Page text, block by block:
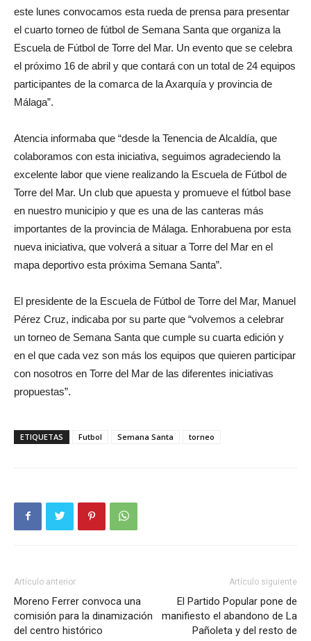
este lunes convocamos esta rueda de prensa para presentar
el cuarto torneo de fútbol de Semana Santa que organiza la
Escuela de Fútbol de Torre del Mar. Un evento que se celebra
el próximo 16 de abril y que contará con un total de 24 equipos
participantes de la comarca de la Axarquía y provincia de
Málaga”.
Atencia informaba que “desde la Tenencia de Alcaldía, que
colaboramos con esta iniciativa, seguimos agradeciendo la
excelente labor que viene realizando la Escuela de Fútbol de
Torre del Mar. Un club que apuesta y promueve el fútbol base
en nuestro municipio y que es una de las canteras más
importantes de la provincia de Málaga. Enhorabuena por esta
nueva iniciativa, que volverá a situar a Torre del Mar en el
mapa deportivo esta próxima Semana Santa”.
El presidente de la Escuela de Fútbol de Torre del Mar, Manuel
Pérez Cruz, indicaba por su parte que “volvemos a celebrar
un torneo de Semana Santa que cumple su cuarta edición y
en el que cada vez son más los equipos que quieren participar
con nosotros en Torre del Mar de las diferentes iniciativas
propuestas”.
ETIQUETAS Futbol Semana Santa torneo
Artículo anterior
Moreno Ferrer convoca una
comisión para la dinamización
del centro histórico
Artículo siguiente
El Partido Popular pone de
manifiesto el abandono de La
Pañoleta y del resto de